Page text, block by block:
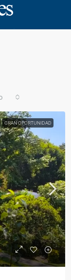
GRAN OPORTUNIDAD